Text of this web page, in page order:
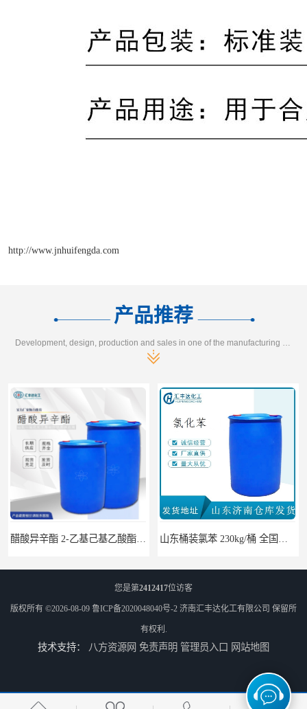
http://www.jnhuifengda.com
产品推荐
山东桶装氯苯 230kg/桶 全国发货108-90-7
您是第2412417位访客
版权所有 ©2026-08-09 鲁ICP备2020048040号-2 济南汇丰达化工有限公司 保留所
有权利.
技术支持： 八方资源网 免责声明 管理员入口 网站地图